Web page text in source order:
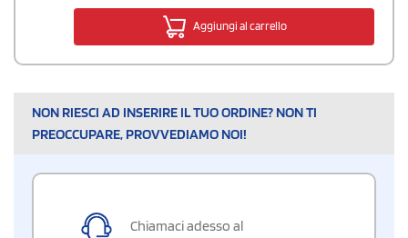
Aggiungi al carrello
NON RIESCI AD INSERIRE IL TUO ORDINE? NON TI
PREOCCUPARE, PROVVEDIAMO NOI!
Chiamaci adesso al